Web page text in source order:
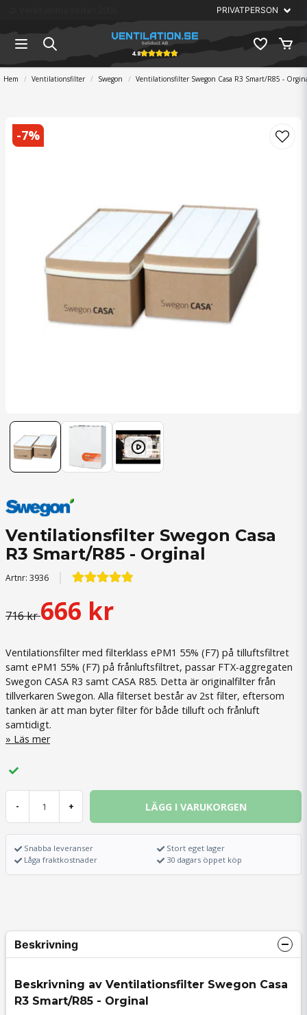
4.8
Hem Ventilationsfilter Swegon Ventilationsfilter Swegon Casa R3 Smart/R85 -
-7%
Ventilationsfilter Swegon Casa
R3 Smart/R85 - Orginal
Artnr: 3936
716 kr666 kr
Ventilationsfilter med filterklass ePM1 55% (F7) på tilluftsfiltret
samt ePM1 55% (F7) på frånluftsfiltret, passar FTX-aggregaten
Swegon CASA R3 samt CASA R85. Detta är originalfilter från
tillverkaren Swegon. Alla filterset består av 2st filter, eftersom
tanken är att man byter filter för både tilluft och frånluft
samtidigt.
Läs mer
- + LÄGG I VARUKORGEN
Snabba leveranser
Låga fraktkostnader
Stort eget lager
30 dagars öppet köp
Beskrivning
Beskrivning av Ventilationsfilter Swegon Casa
R3 Smart/R85 - Orginal